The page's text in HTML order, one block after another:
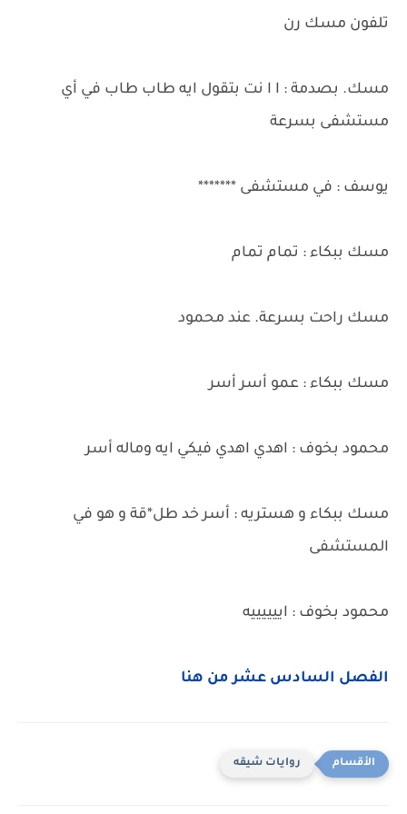
تلفون مسك رن
مسك. بصدمة : ا ا نت بتقول ايه طاب طاب في أي
مستشفى بسرعة
يوسف : في مستشفى *******
مسك ببكاء : تمام تمام
مسك راحت بسرعة. عند محمود
مسك ببكاء : عمو أسر أسر
محمود بخوف : اهدي اهدي فيكي ايه وماله أسر
مسك ببكاء و هستريه : أسر خد طل*قة و هو في
المستشفى
محمود بخوف : اييييييه
الفصل السادس عشر من هنا
روايات شيقه